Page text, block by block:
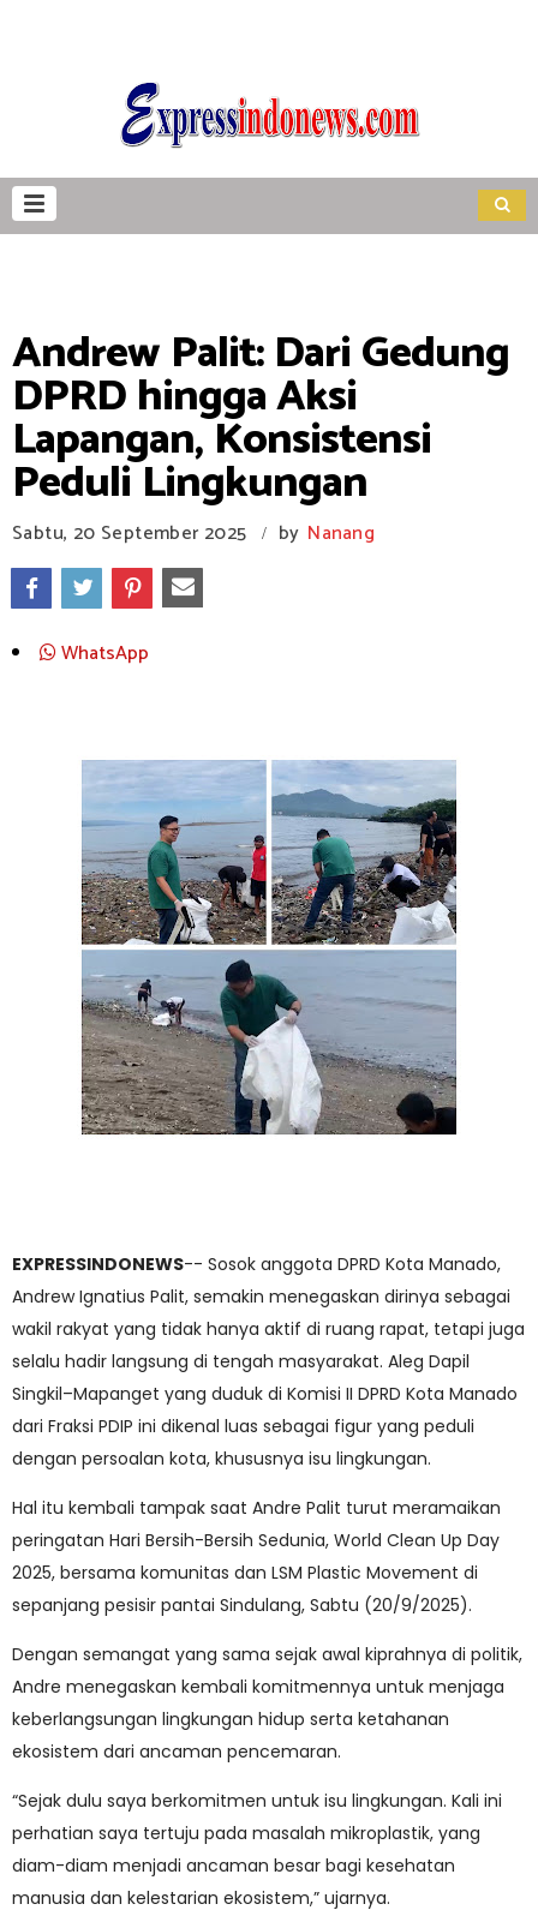
Andrew Palit: Dari Gedung
DPRD hingga Aksi
Lapangan, Konsistensi
Peduli Lingkungan
Sabtu, 20 September 2025 / by Nanang
WhatsApp
EXPRESSINDONEWS-- Sosok anggota DPRD Kota Manado,
Andrew Ignatius Palit, semakin menegaskan dirinya sebagai
wakil rakyat yang tidak hanya aktif di ruang rapat, tetapi juga
selalu hadir langsung di tengah masyarakat. Aleg Dapil
Singkil–Mapanget yang duduk di Komisi II DPRD Kota Manado
dari Fraksi PDIP ini dikenal luas sebagai figur yang peduli
dengan persoalan kota, khususnya isu lingkungan.
Hal itu kembali tampak saat Andre Palit turut meramaikan
peringatan Hari Bersih-Bersih Sedunia, World Clean Up Day
2025, bersama komunitas dan LSM Plastic Movement di
sepanjang pesisir pantai Sindulang, Sabtu (20/9/2025).
Dengan semangat yang sama sejak awal kiprahnya di politik,
Andre menegaskan kembali komitmennya untuk menjaga
keberlangsungan lingkungan hidup serta ketahanan
ekosistem dari ancaman pencemaran.
“Sejak dulu saya berkomitmen untuk isu lingkungan. Kali ini
perhatian saya tertuju pada masalah mikroplastik, yang
diam-diam menjadi ancaman besar bagi kesehatan
manusia dan kelestarian ekosistem,” ujarnya.